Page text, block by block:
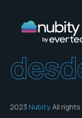
2023 Nubity. All